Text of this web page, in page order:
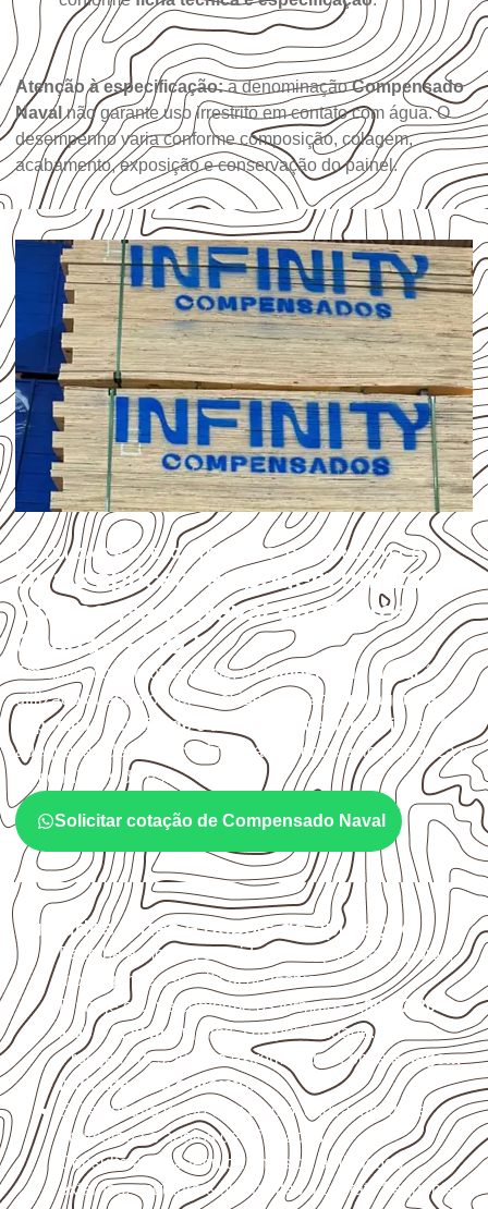
Atenção à especificação:a denominaçãoCompensado
Naval não garante uso irrestrito em contato com água. O
desempenho varia conforme composição, colagem,
acabamento, exposição e conservação do painel.
UTILIZAÇÃO E CUIDADOS DO PRODUTO
Quais aplicações podem utilizar
Compensado Naval em Carlos
Chagas – MG?
Em aplicações profissionais, oCompensado Navalé
utilizado quando o projeto exige atenção à colagem, à
exposição à umidade e à estabilidade dimensional . A
adequação deve ser confirmada conforme a ficha técnica e
as condições de uso.
Solicitar cotação de Compensado Naval
Cuidados antes e depois da aplicação
Escolha a medida considerando aplicação, apoios,
montagem e especificação técnica.
Planeje o corte conforme os formatos1,60 × 2,20 m e
1,60 × 2,50 m, sujeitos à disponibilidade.
Proteja cortes, furos e extremidades com aselagem
indicada para o projeto.
Evite contato direto com o solo, chuva, umidade
acumulada e apoios desnivelados.
Consulte a ficha técnica antes de aplicações
externas, estruturais ou sujeitas a contato frequente